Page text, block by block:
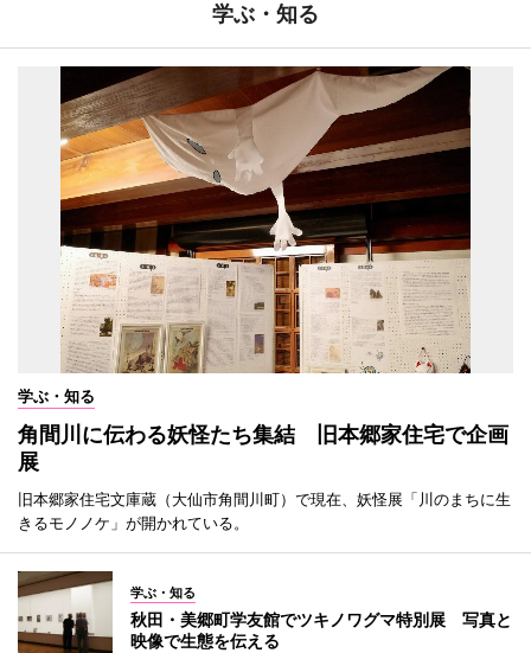
学ぶ・知る
学ぶ・知る
角間川に伝わる妖怪たち集結 旧本郷家住宅で企画
展
旧本郷家住宅文庫蔵（大仙市角間川町）で現在、妖怪展「川のまちに生
きるモノノケ」が開かれている。
学ぶ・知る
秋田・美郷町学友館でツキノワグマ特別展 写真と
映像で生態を伝える